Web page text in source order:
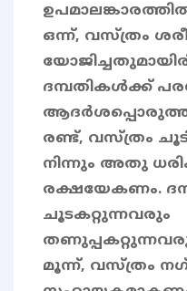
ഒന്ന്, വസ്ത്രം
ദമ്പതികള്‍ക്ക്
രണ്ട്, വസ്ത്രം
നിന്നും അതു
രക്ഷയേകണം.
ചൂടകറ്റുന്നവരും
മൂന്ന്, വസ്ത്രം